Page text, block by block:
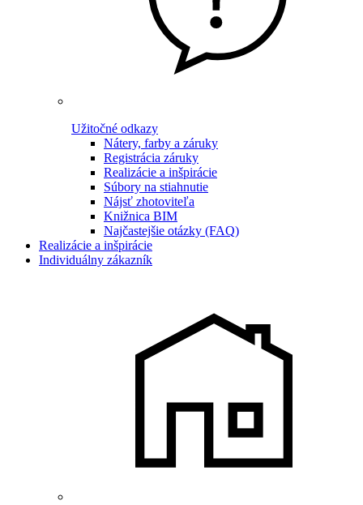
Užitočné odkazy
Nátery, farby a záruky
Registrácia záruky
Realizácie a inšpirácie
Súbory na stiahnutie
Nájsť zhotoviteľa
Knižnica BIM
Najčastejšie otázky (FAQ)
Realizácie a inšpirácie
Individuálny zákazník